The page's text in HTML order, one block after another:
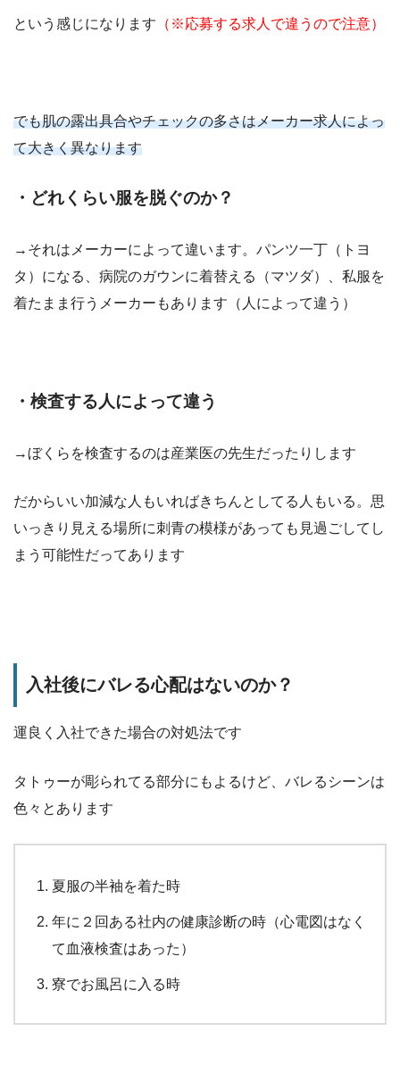
という感じになります （※応募する求人で違うので注意）
でも肌の露出具合やチェックの多さはメーカー求人によっ
て大きく異なります
・どれくらい服を脱ぐのか？
→それはメーカーによって違います。パンツ一丁（トヨ
タ）になる、病院のガウンに着替える（マツダ）、私服を
着たまま行うメーカーもあります（人によって違う）
・検査する人によって違う
→ぼくらを検査するのは産業医の先生だったりします
だからいい加減な人もいればきちんとしてる人もいる。思
いっきり見える場所に刺青の模様があっても見過ごしてし
まう可能性だってあります
入社後にバレる心配はないのか？
運良く入社できた場合の対処法です
タトゥーが彫られてる部分にもよるけど、バレるシーンは
色々とあります
夏服の半袖を着た時
年に２回ある社内の健康診断の時（心電図はなく
て血液検査はあった）
寮でお風呂に入る時